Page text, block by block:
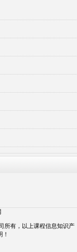
所有，以上课程信息知识产